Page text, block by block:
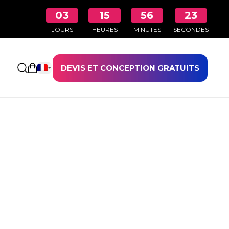
03
JOURS
15
HEURES
56
MINUTES
23
SECONDES
Ouvrir le panierDEVIS ET CONCEPTION GRATUITS